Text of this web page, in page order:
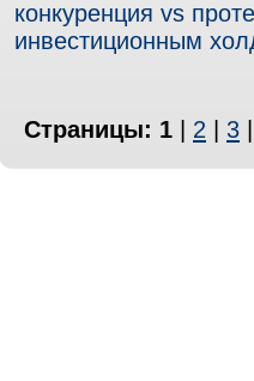
конкуренция vs
инвестиционным
Страницы: 1 2 3